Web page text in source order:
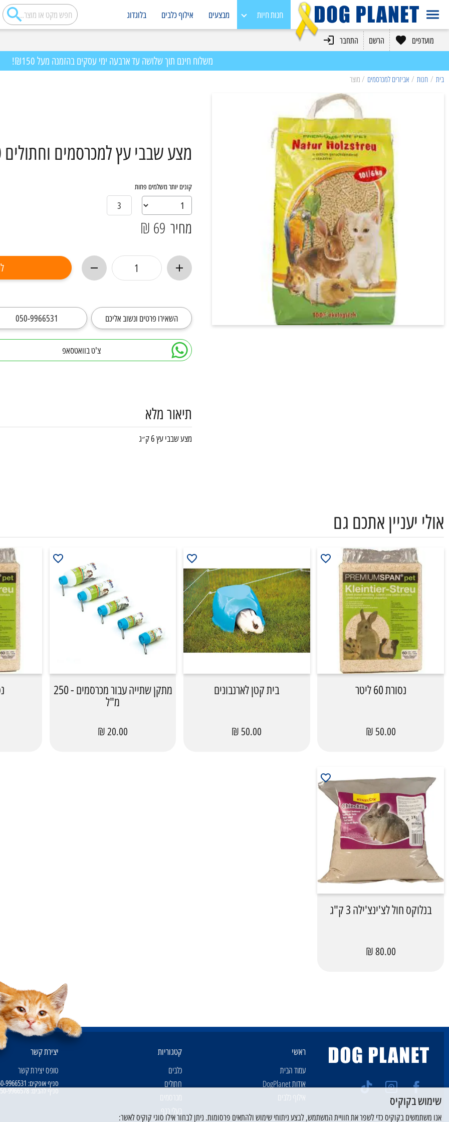
חנות חיות
בעלי כנף
מבצעים אילוף כלבים בלוגדוג
מועדפים הרשם התחבר
משלוח חינם תוך שלושה עד ארבעה ימי עסקים בהזמנה מעל ₪150!
בית / חנות / אביזרים למכרסמים / מוצר
מצע שבבי עץ למכרסמים וחתולים 10 ליטר
קונים יותר משלמים פחות
3
מחיר 69 ₪
השאירו פרטים ונשוב אליכם 050-9966531
צ'ט בוואטסאפ
תיאור מלא
מצע שבבי עץ 6 ק״ג
אולי יעניין אתכם גם
נסורת 60 ליטר
50.00 ₪
בית קטן לארנבונים
50.00 ₪
מתקן שתייה עבור מכרסמים - 250
מ"ל
20.00 ₪
בנלוקס חול לצ'ינצ'ילה 3 ק"ג
80.00 ₪
ראשי
עמוד הבית
אודות DogPlanet
אילוף כלבים
קטגוריות
כלבים
חתולים
מכרסמים
בעלי כנף
יצירת קשר
טופס יצירת קשר
סניף אופקים: 9966531
סניף להבים:9966578
שימוש בקוקיס
אנו משתמשים בקוקיס כדי לשפר את חוויית המשתמש, לבצע ניתוחי שימוש ולהתאים פרסומות. ניתן לבחור אילו סוגי קוקיס לאשר: